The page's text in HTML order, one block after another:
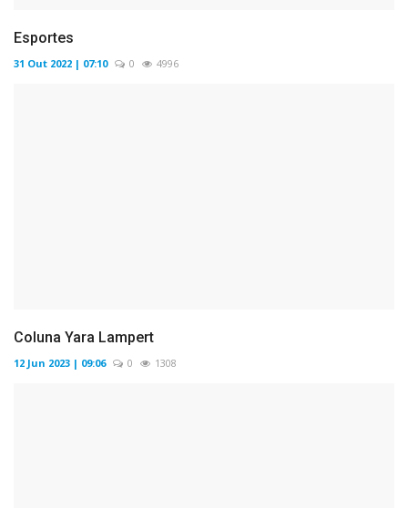
Esportes
31 Out 2022 | 07:10 0 4996
Coluna Yara Lampert
12 Jun 2023 | 09:06 0 1308